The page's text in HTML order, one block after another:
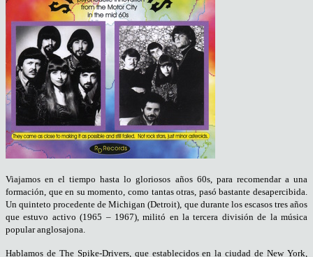
Viajamos en el tiempo hasta lo gloriosos años 60s, para recomendar a una
formación, que en su momento, como tantas otras, pasó bastante desapercibida.
Un quinteto procedente de Michigan (Detroit), que durante los escasos tres años
que estuvo activo (1965 – 1967), militó en la tercera división de la música
popular anglosajona.
Hablamos de The Spike-Drivers, que establecidos en la ciudad de New York,